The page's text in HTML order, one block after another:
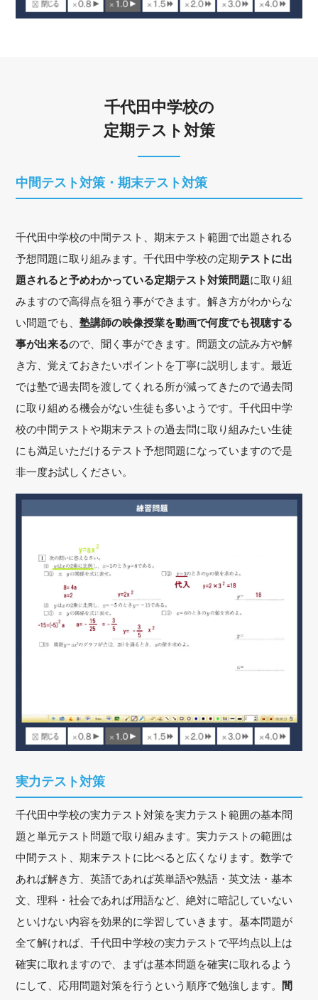
千代田中学校の
定期テスト対策
中間テスト対策・期末テスト対策
千代田中学校の中間テスト、期末テスト範囲で出題される
予想問題に取り組みます。千代田中学校の定期テストに出
題されると予めわかっている定期テスト対策問題に取り組
みますので高得点を狙う事ができます。解き方がわからな
い問題でも、塾講師の映像授業を動画で何度でも視聴する
事が出来るので、聞く事ができます。問題文の読み方や解
き方、覚えておきたいポイントを丁寧に説明します。最近
では塾で過去問を渡してくれる所が減ってきたので過去問
に取り組める機会がない生徒も多いようです。千代田中学
校の中間テストや期末テストの過去問に取り組みたい生徒
にも満足いただけるテスト予想問題になっていますので是
非一度お試しください。
実力テスト対策
千代田中学校の実力テスト対策を実力テスト範囲の基本問
題と単元テスト問題で取り組みます。実力テストの範囲は
中間テスト、期末テストに比べると広くなります。数学で
あれば解き方、英語であれば英単語や熟語・英文法・基本
文、理科・社会であれば用語など、絶対に暗記していない
といけない内容を効果的に学習していきます。基本問題が
全て解ければ、千代田中学校の実力テストで平均点以上は
確実に取れますので、まずは基本問題を確実に取れるよう
にして、応用問題対策を行うという順序で勉強します。 間